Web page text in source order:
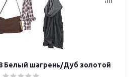
Белый шагрень/Дуб золотой